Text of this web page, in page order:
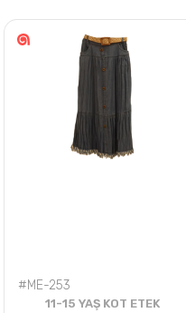
#ME-253
11-15 YAŞ KOT ETEK